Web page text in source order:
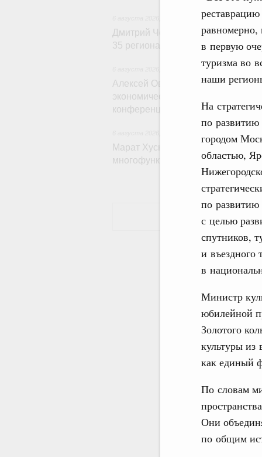
равномерно,
в первую
туризма во
наши
На
по развитию
городом
областью,
по
с целью
спутников,
и въездного
в
Министр
юбилейной
Золотого
культуры из
как единый
По словам
Они
по общим
Внутренний и въездной туризм
Дмитрий Чернышенко: Порядка
35 регионах создано в рамках
Экономические и
Алексей Оверчук принял участие
экономического форума и XII
конференции
Марат Хуснуллин: На двух
многофункциональные зоны